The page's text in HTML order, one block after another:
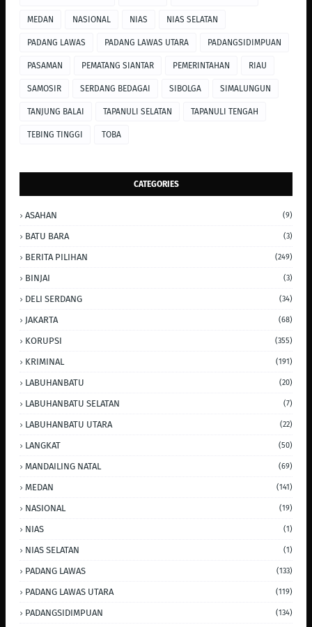
MEDAN NASIONAL NIAS NIAS SELATAN
PADANG LAWAS PADANG LAWAS UTARA PADANGSIDIMPUAN
PASAMAN PEMATANG SIANTAR PEMERINTAHAN RIAU
SAMOSIR SERDANG BEDAGAI SIBOLGA SIMALUNGUN
TANJUNG BALAI TAPANULI SELATAN TAPANULI TENGAH
TEBING TINGGI TOBA
CATEGORIES
ASAHAN (9)
BATU BARA (3)
BERITA PILIHAN (249)
BINJAI (3)
DELI SERDANG (34)
JAKARTA (68)
KORUPSI (355)
KRIMINAL (191)
LABUHANBATU (20)
LABUHANBATU SELATAN (7)
LABUHANBATU UTARA (22)
LANGKAT (50)
MANDAILING NATAL (69)
MEDAN (141)
NASIONAL (19)
NIAS (1)
NIAS SELATAN (1)
PADANG LAWAS (133)
PADANG LAWAS UTARA (119)
PADANGSIDIMPUAN (134)